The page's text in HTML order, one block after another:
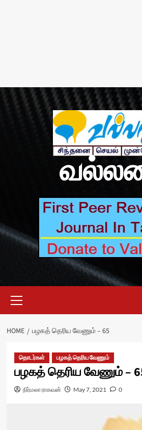
Menu
HOME பழகத் தெரிய வேணும் – 65
தொடர்கள் பழகத் தெரிய வேணும்
பழகத் தெரிய வேணும் –
நிர்மலா ராகவன் May 7, 2021 0